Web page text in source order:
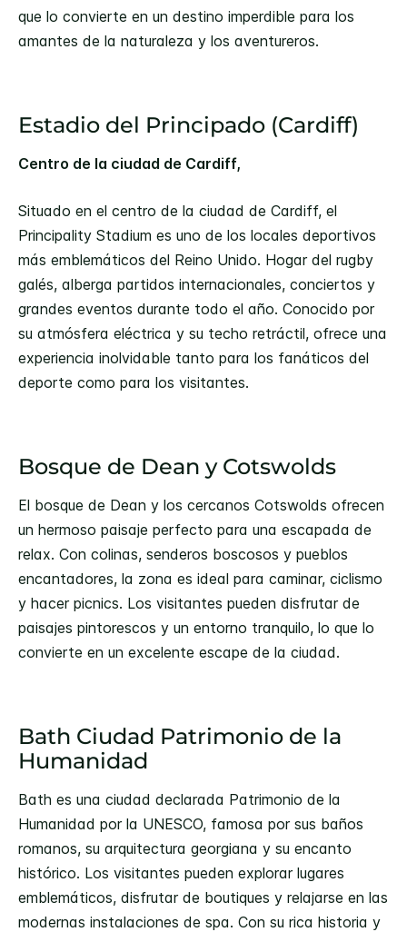
que lo convierte en un destino imperdible para los
amantes de la naturaleza y los aventureros.
Estadio del Principado (Cardiff)
Centro de la ciudad de Cardiff,
Situado en el centro de la ciudad de Cardiff, el
Principality Stadium es uno de los locales deportivos
más emblemáticos del Reino Unido. Hogar del rugby
galés, alberga partidos internacionales, conciertos y
grandes eventos durante todo el año. Conocido por
su atmósfera eléctrica y su techo retráctil, ofrece una
experiencia inolvidable tanto para los fanáticos del
deporte como para los visitantes.
Bosque de Dean y Cotswolds
El bosque de Dean y los cercanos Cotswolds ofrecen
un hermoso paisaje perfecto para una escapada de
relax. Con colinas, senderos boscosos y pueblos
encantadores, la zona es ideal para caminar, ciclismo
y hacer picnics. Los visitantes pueden disfrutar de
paisajes pintorescos y un entorno tranquilo, lo que lo
convierte en un excelente escape de la ciudad.
Bath Ciudad Patrimonio de la
Humanidad
Bath es una ciudad declarada Patrimonio de la
Humanidad por la UNESCO, famosa por sus baños
romanos, su arquitectura georgiana y su encanto
histórico. Los visitantes pueden explorar lugares
emblemáticos, disfrutar de boutiques y relajarse en las
modernas instalaciones de spa. Con su rica historia y